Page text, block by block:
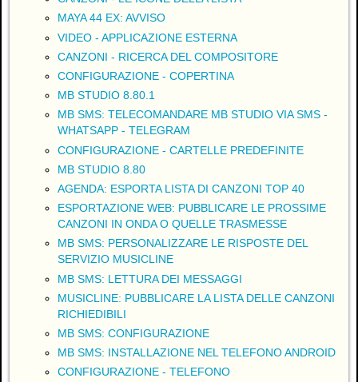
MAYA 44 EX: AVVISO
VIDEO - APPLICAZIONE ESTERNA
CANZONI - RICERCA DEL COMPOSITORE
CONFIGURAZIONE - COPERTINA
MB STUDIO 8.80.1
MB SMS: TELECOMANDARE MB STUDIO VIA SMS -
WHATSAPP - TELEGRAM
CONFIGURAZIONE - CARTELLE PREDEFINITE
MB STUDIO 8.80
AGENDA: ESPORTA LISTA DI CANZONI TOP 40
ESPORTAZIONE WEB: PUBBLICARE LE PROSSIME
CANZONI IN ONDA O QUELLE TRASMESSE
MB SMS: PERSONALIZZARE LE RISPOSTE DEL
SERVIZIO MUSICLINE
MB SMS: LETTURA DEI MESSAGGI
MUSICLINE: PUBBLICARE LA LISTA DELLE CANZONI
RICHIEDIBILI
MB SMS: CONFIGURAZIONE
MB SMS: INSTALLAZIONE NEL TELEFONO ANDROID
CONFIGURAZIONE - TELEFONO